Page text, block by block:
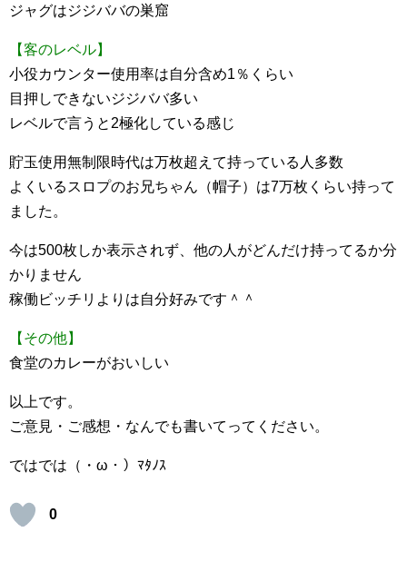
ジャグはジジババの巣窟
【客のレベル】
小役カウンター使用率は自分含め1％くらい
目押しできないジジババ多い
レベルで言うと2極化している感じ
貯玉使用無制限時代は万枚超えて持っている人多数
よくいるスロプのお兄ちゃん（帽子）は7万枚くらい持って
ました。
今は500枚しか表示されず、他の人がどんだけ持ってるか分
かりません
稼働ビッチリよりは自分好みです＾＾
【その他】
食堂のカレーがおいしい
以上です。
ご意見・ご感想・なんでも書いてってください。
ではでは（・ω・）ﾏﾀﾉｽ
0